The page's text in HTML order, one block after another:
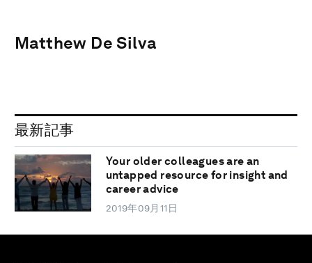
Matthew De Silva
最新記事
Your older colleagues are an
untapped resource for insight and
career advice
2019年09月11日